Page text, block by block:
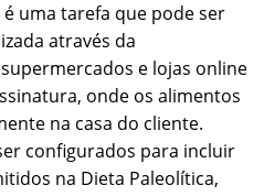
uma tarefa que pode ser
através da
e lojas online
onde os alimentos
na casa do cliente.
configurados para incluir
na Dieta Paleolítica,